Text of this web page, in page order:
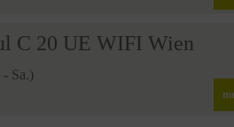
C 20 UE WIFI Wien
Sa.)